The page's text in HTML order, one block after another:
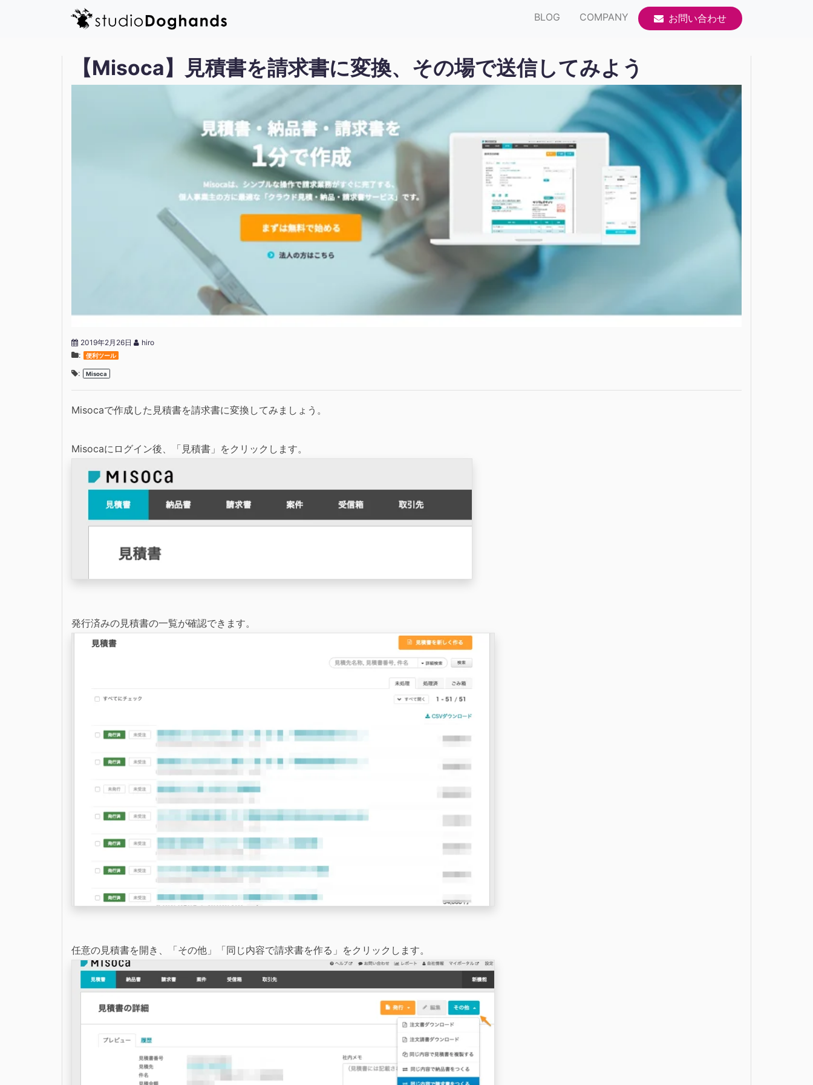
BLOG COMPANY お問い合わせ
【Misoca】見積書を請求書に変換、その場で送信してみよう
2019年2月26日
hiro
:
便利ツール
: Misoca
Misocaで作成した見積書を請求書に変換してみましょう。
Misocaにログイン後、「見積書」をクリックします。
発行済みの見積書の一覧が確認できます。
任意の見積書を開き、「その他」「同じ内容で請求書を作る」をクリックします。